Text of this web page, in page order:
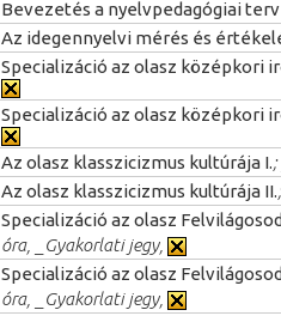
Bevezetés a nyelvpedagógiai
Az idegennyelvi mérés és
Specializáció az olasz középkori
Specializáció az olasz középkori
Az olasz klasszicizmus kultúrája I.
Az olasz klasszicizmus kultúrája II.
Specializáció az olasz
óra, _Gyakorlati jegy,
Specializáció az olasz
óra, _Gyakorlati jegy,